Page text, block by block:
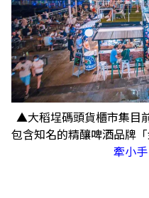
▲大稻埕碼頭貨櫃市集目
包含知名的精釀啤酒品牌
牽小